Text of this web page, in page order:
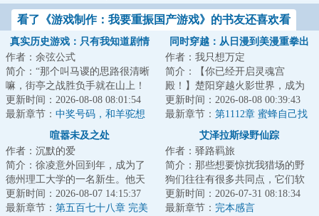
看了《游戏制作：我要重振国产游戏》的书友还喜欢看
真实历史游戏：只有我知道剧情
作者：余弦公式
简介：“那个叫马谡的思路很清晰
嘛，街亭之战胜负手就在山上！
连山都不敢占的，都是庸才，根
本不足为虑！...
更新时间：2026-08-08 08:01:54
最新章节： 中奖号码，和羊驼想
同时穿越：从日漫到美漫重拳出
击
作者：我只想万定
简介：【你已经开启灵魂宫
殿！】楚阳穿越火影世界，成为
千手一族一员，但似乎穿越的有
点早，穿越忍村都还...
更新时间：2026-08-08 00:39:43
最新章节： 第1112章 蜜蜂自己找
喧嚣未及之处
作者：沉默的爱
简介：徐凌意外回到年，成为了
德州理工大学的一名新生。他天
赋异禀，却鲜为人知。那时，传
奇教练鲍勃·奈...
更新时间：2026-08-07 14:15:37
最新章节： 第五百七十八章 完美
艾泽拉斯绿野仙踪
作者：驿路羁旅
简介：那些想要惊扰我猎场的野
狗们往往有很多共同点，它们软
弱、鲁莽、怯懦...甚至不好吃，可
在大自然的...
更新时间：2026-07-31 08:18:34
最新章节： 完本感言